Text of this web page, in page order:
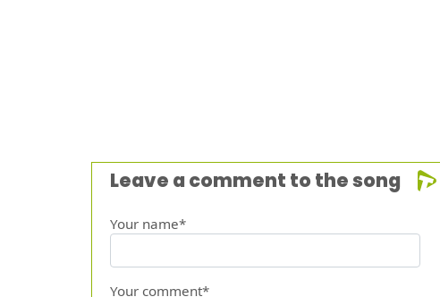
Leave a comment to the song
Your name*
Your comment*